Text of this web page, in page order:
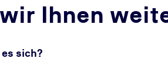
Ihnen
sich?